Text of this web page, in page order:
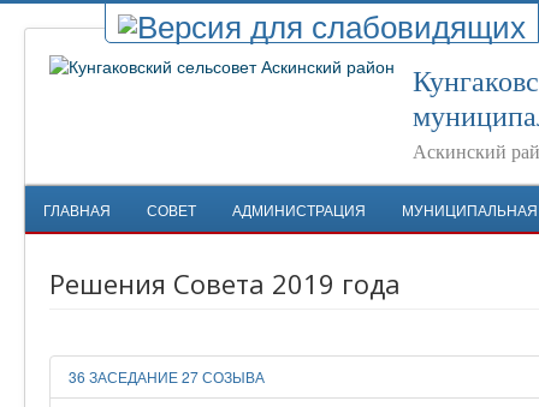
Аскинский
ГЛАВНАЯ СОВЕТ АДМИНИСТРАЦИЯ
Решения Совета 2019 года
36 ЗАСЕДАНИЕ 27 СОЗЫВА